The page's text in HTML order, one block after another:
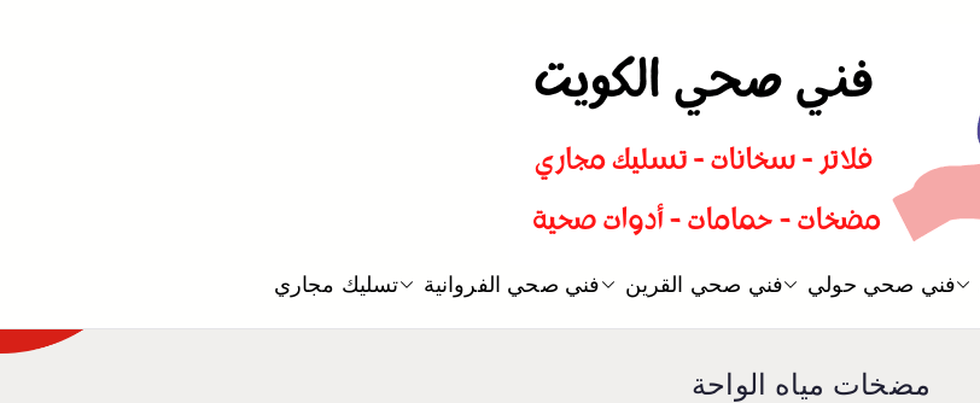
سباك صحي تسليك مجاري افضل معلم صحيفني صحي حولي فني صحي القرين فني صحي الفروانية تسليك مجاري
مضخات مياه الواحة